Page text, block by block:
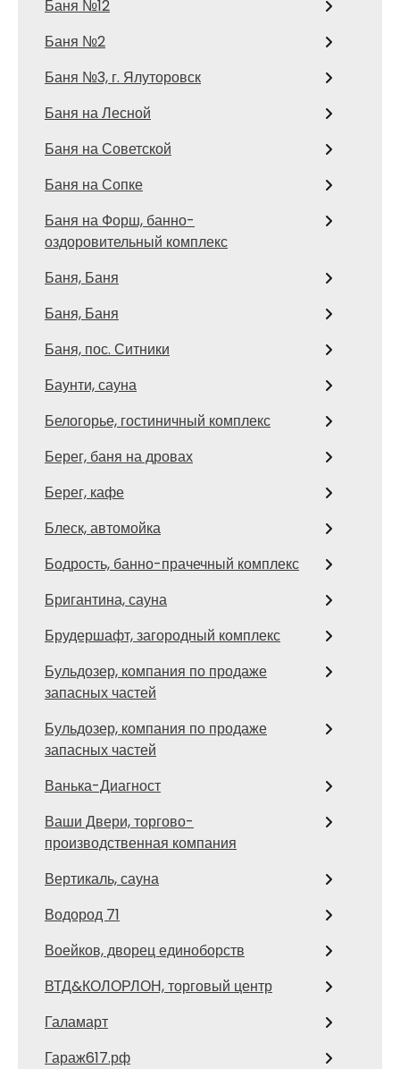
Баня №12
Баня №2
Баня №3, г. Ялуторовск
Баня на Лесной
Баня на Советской
Баня на Сопке
Баня на Форш, банно-
оздоровительный комплекс
Баня, Баня
Баня, Баня
Баня, пос. Ситники
Баунти, сауна
Белогорье, гостиничный комплекс
Берег, баня на дровах
Берег, кафе
Блеск, автомойка
Бодрость, банно-прачечный комплекс
Бригантина, сауна
Брудершафт, загородный комплекс
Бульдозер, компания по продаже
запасных частей
Бульдозер, компания по продаже
запасных частей
Ванька-Диагност
Ваши Двери, торгово-
производственная компания
Вертикаль, сауна
Водород 71
Воейков, дворец единоборств
ВТД&КОЛОРЛОН, торговый центр
Галамарт
Гараж617.рф